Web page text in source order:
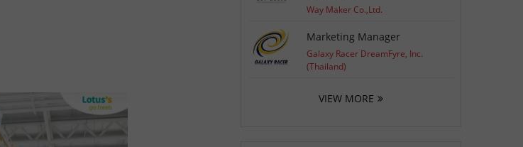
Way Maker Co.,Ltd.
Marketing Manager
Galaxy Racer DreamFyre, Inc.
(Thailand)
VIEW MORE